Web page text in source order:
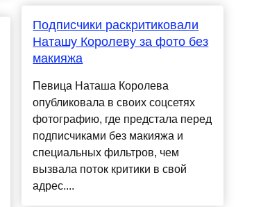
Подписчики раскритиковали
Наташу Королеву за фото без
макияжа
Певица Наташа Королева
опубликовала в своих соцсетях
фотографию, где предстала перед
подписчиками без макияжа и
специальных фильтров, чем
вызвала поток критики в свой
адрес....